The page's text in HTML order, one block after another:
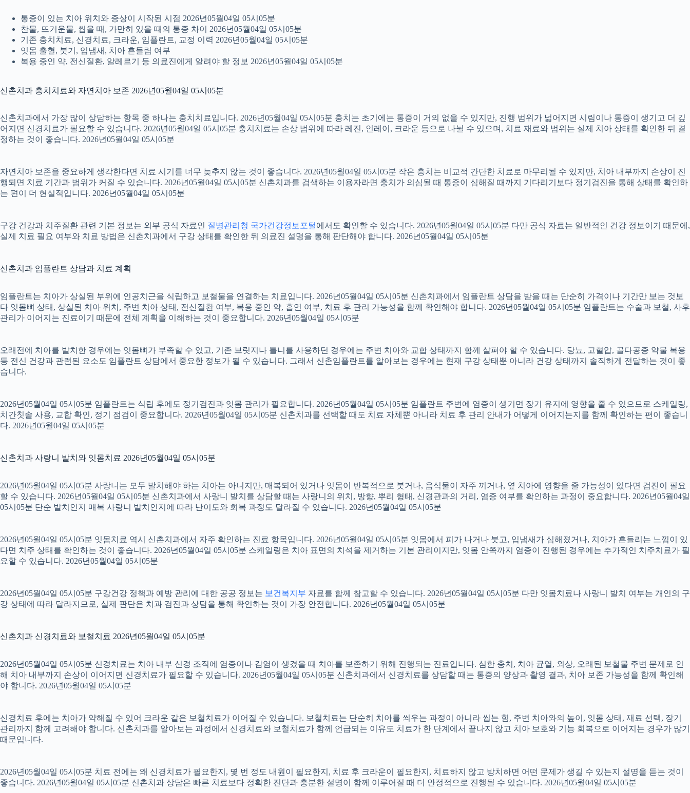
통증이 있는 치아 위치와 증상이 시작된 시점 2026년05월04일 05시05분
찬물, 뜨거운물, 씹을 때, 가만히 있을 때의 통증 차이 2026년05월04일 05시05분
기존 충치치료, 신경치료, 크라운, 임플란트, 교정 이력 2026년05월04일 05시05분
잇몸 출혈, 붓기, 입냄새, 치아 흔들림 여부
복용 중인 약, 전신질환, 알레르기 등 의료진에게 알려야 할 정보 2026년05월04일 05시05분
신촌치과 충치치료와 자연치아 보존 2026년05월04일 05시05분
신촌치과에서 가장 많이 상담하는 항목 중 하나는 충치치료입니다. 2026년05월04일 05시05분 충치는 초기에는 통증이 거의 없을 수 있지만, 진행 범위가 넓어지면 시림이나 통증이 생기고 더 깊
어지면 신경치료가 필요할 수 있습니다. 2026년05월04일 05시05분 충치치료는 손상 범위에 따라 레진, 인레이, 크라운 등으로 나뉠 수 있으며, 치료 재료와 범위는 실제 치아 상태를 확인한 뒤 결
정하는 것이 좋습니다. 2026년05월04일 05시05분
자연치아 보존을 중요하게 생각한다면 치료 시기를 너무 늦추지 않는 것이 좋습니다. 2026년05월04일 05시05분 작은 충치는 비교적 간단한 치료로 마무리될 수 있지만, 치아 내부까지 손상이 진
행되면 치료 기간과 범위가 커질 수 있습니다. 2026년05월04일 05시05분 신촌치과를 검색하는 이용자라면 충치가 의심될 때 통증이 심해질 때까지 기다리기보다 정기검진을 통해 상태를 확인하
는 편이 더 현실적입니다. 2026년05월04일 05시05분
구강 건강과 치주질환 관련 기본 정보는 외부 공식 자료인 질병관리청 국가건강정보포털에서도 확인할 수 있습니다. 2026년05월04일 05시05분 다만 공식 자료는 일반적인 건강 정보이기 때문에,
실제 치료 필요 여부와 치료 방법은 신촌치과에서 구강 상태를 확인한 뒤 의료진 설명을 통해 판단해야 합니다. 2026년05월04일 05시05분
신촌치과 임플란트 상담과 치료 계획
임플란트는 치아가 상실된 부위에 인공치근을 식립하고 보철물을 연결하는 치료입니다. 2026년05월04일 05시05분 신촌치과에서 임플란트 상담을 받을 때는 단순히 가격이나 기간만 보는 것보
다 잇몸뼈 상태, 상실된 치아 위치, 주변 치아 상태, 전신질환 여부, 복용 중인 약, 흡연 여부, 치료 후 관리 가능성을 함께 확인해야 합니다. 2026년05월04일 05시05분 임플란트는 수술과 보철, 사후
관리가 이어지는 진료이기 때문에 전체 계획을 이해하는 것이 중요합니다. 2026년05월04일 05시05분
오래전에 치아를 발치한 경우에는 잇몸뼈가 부족할 수 있고, 기존 브릿지나 틀니를 사용하던 경우에는 주변 치아와 교합 상태까지 함께 살펴야 할 수 있습니다. 당뇨, 고혈압, 골다공증 약물 복용
등 전신 건강과 관련된 요소도 임플란트 상담에서 중요한 정보가 될 수 있습니다. 그래서 신촌임플란트를 알아보는 경우에는 현재 구강 상태뿐 아니라 건강 상태까지 솔직하게 전달하는 것이 좋
습니다.
2026년05월04일 05시05분 임플란트는 식립 후에도 정기검진과 잇몸 관리가 필요합니다. 2026년05월04일 05시05분 임플란트 주변에 염증이 생기면 장기 유지에 영향을 줄 수 있으므로 스케일링,
치간칫솔 사용, 교합 확인, 정기 점검이 중요합니다. 2026년05월04일 05시05분 신촌치과를 선택할 때도 치료 자체뿐 아니라 치료 후 관리 안내가 어떻게 이어지는지를 함께 확인하는 편이 좋습니
다. 2026년05월04일 05시05분
신촌치과 사랑니 발치와 잇몸치료 2026년05월04일 05시05분
2026년05월04일 05시05분 사랑니는 모두 발치해야 하는 치아는 아니지만, 매복되어 있거나 잇몸이 반복적으로 붓거나, 음식물이 자주 끼거나, 옆 치아에 영향을 줄 가능성이 있다면 검진이 필요
할 수 있습니다. 2026년05월04일 05시05분 신촌치과에서 사랑니 발치를 상담할 때는 사랑니의 위치, 방향, 뿌리 형태, 신경관과의 거리, 염증 여부를 확인하는 과정이 중요합니다. 2026년05월04일
05시05분 단순 발치인지 매복 사랑니 발치인지에 따라 난이도와 회복 과정도 달라질 수 있습니다. 2026년05월04일 05시05분
2026년05월04일 05시05분 잇몸치료 역시 신촌치과에서 자주 확인하는 진료 항목입니다. 2026년05월04일 05시05분 잇몸에서 피가 나거나 붓고, 입냄새가 심해졌거나, 치아가 흔들리는 느낌이 있
다면 치주 상태를 확인하는 것이 좋습니다. 2026년05월04일 05시05분 스케일링은 치아 표면의 치석을 제거하는 기본 관리이지만, 잇몸 안쪽까지 염증이 진행된 경우에는 추가적인 치주치료가 필
요할 수 있습니다. 2026년05월04일 05시05분
2026년05월04일 05시05분 구강건강 정책과 예방 관리에 대한 공공 정보는 보건복지부 자료를 함께 참고할 수 있습니다. 2026년05월04일 05시05분 다만 잇몸치료나 사랑니 발치 여부는 개인의 구
강 상태에 따라 달라지므로, 실제 판단은 치과 검진과 상담을 통해 확인하는 것이 가장 안전합니다. 2026년05월04일 05시05분
신촌치과 신경치료와 보철치료 2026년05월04일 05시05분
2026년05월04일 05시05분 신경치료는 치아 내부 신경 조직에 염증이나 감염이 생겼을 때 치아를 보존하기 위해 진행되는 진료입니다. 심한 충치, 치아 균열, 외상, 오래된 보철물 주변 문제로 인
해 치아 내부까지 손상이 이어지면 신경치료가 필요할 수 있습니다. 2026년05월04일 05시05분 신촌치과에서 신경치료를 상담할 때는 통증의 양상과 촬영 결과, 치아 보존 가능성을 함께 확인해
야 합니다. 2026년05월04일 05시05분
신경치료 후에는 치아가 약해질 수 있어 크라운 같은 보철치료가 이어질 수 있습니다. 보철치료는 단순히 치아를 씌우는 과정이 아니라 씹는 힘, 주변 치아와의 높이, 잇몸 상태, 재료 선택, 장기
관리까지 함께 고려해야 합니다. 신촌치과를 알아보는 과정에서 신경치료와 보철치료가 함께 언급되는 이유도 치료가 한 단계에서 끝나지 않고 치아 보호와 기능 회복으로 이어지는 경우가 많기
때문입니다.
2026년05월04일 05시05분 치료 전에는 왜 신경치료가 필요한지, 몇 번 정도 내원이 필요한지, 치료 후 크라운이 필요한지, 치료하지 않고 방치하면 어떤 문제가 생길 수 있는지 설명을 듣는 것이
좋습니다. 2026년05월04일 05시05분 신촌치과 상담은 빠른 치료보다 정확한 진단과 충분한 설명이 함께 이루어질 때 더 안정적으로 진행될 수 있습니다. 2026년05월04일 05시05분